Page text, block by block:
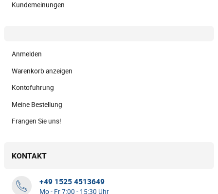
Kundemeinungen
Anmelden
Warenkorb anzeigen
Kontofuhrung
Meine Bestellung
Frangen Sie uns!
KONTAKT
+49 1525 4513649
Mo - Fr 7:00 - 15:30 Uhr